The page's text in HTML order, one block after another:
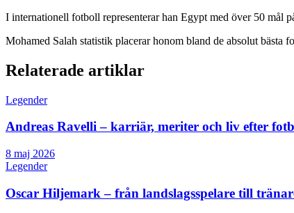
I internationell fotboll representerar han Egypt med över 50 mål
Mohamed Salah statistik placerar honom bland de absolut bästa
Relaterade artiklar
Legender
Andreas Ravelli – karriär, meriter och liv efter
8 maj 2026
Legender
Oscar Hiljemark – från landslagsspelare till